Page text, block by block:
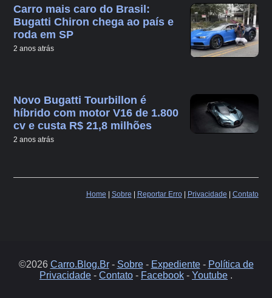
Carro mais caro do Brasil:
Bugatti Chiron chega ao país e
roda em SP
2 anos atrás
Novo Bugatti Tourbillon é
híbrido com motor V16 de 1.800
cv e custa R$ 21,8 milhões
2 anos atrás
Home | Sobre | Reportar Erro| Privacidade | Contato
©2026 Carro.Blog.Br- Sobre- Expediente- Política de
Privacidade - Contato - Facebook - Youtube .